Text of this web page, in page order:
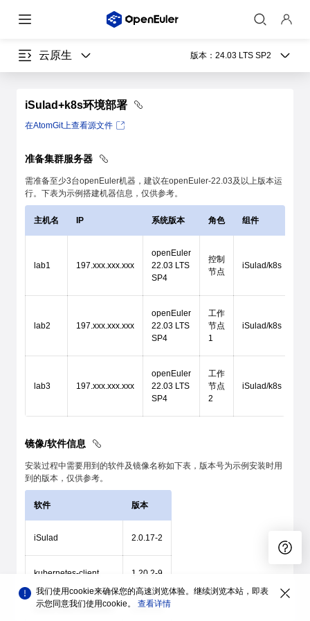
云原生 版本： 24.03 LTS SP2
iSulad+k8s环境部署
在AtomGit上查看源文件
准备集群服务器
需准备至少3台openEuler机器，建议在openEuler-22.03及以上版本运
行。下表为示例搭建机器信息，仅供参考。
主机名 IP 系统版本 角色 组件
lab1 197.xxx.xxx.xxx
openEuler
22.03 LTS
SP4
控制
节点
iSulad/k8s
lab2 197.xxx.xxx.xxx
openEuler
22.03 LTS
SP4
工作
节点
1
iSulad/k8s
lab3 197.xxx.xxx.xxx
openEuler
22.03 LTS
SP4
工作
节点
2
iSulad/k8s
镜像/软件信息
安装过程中需要用到的软件及镜像名称如下表，版本号为示例安装时用
到的版本，仅供参考。
软件 版本
iSulad 2.0.17-2
kubernetes-client 1.20.2-9
kubernetes-kubeadm 1.20.2-9
我们使用cookie来确保您的高速浏览体验。继续浏览本站，即表
示您同意我们使用cookie。 查看详情